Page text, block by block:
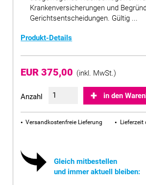
Krankenversicherungen und
Gerichtsentscheidungen. Gültig ...
Produkt-Details
EUR 375,00 (inkl. MwSt.)
Anzahl in den
Versandkostenfreie Lieferung Lieferzeit
Gleich mitbestellen
und immer aktuell bleiben: